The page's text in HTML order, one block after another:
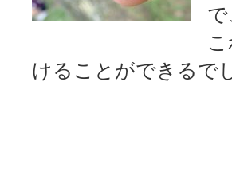
で
けることができるで